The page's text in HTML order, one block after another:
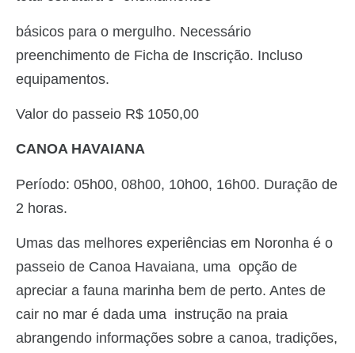
básicos para o mergulho. Necessário
preenchimento de Ficha de Inscrição. Incluso
equipamentos.
Valor do passeio R$ 1050,00
CANOA HAVAIANA
Período: 05h00, 08h00, 10h00, 16h00. Duração de
2 horas.
Umas das melhores experiências em Noronha é o
passeio de Canoa Havaiana, uma opção de
apreciar a fauna marinha bem de perto. Antes de
cair no mar é dada uma instrução na praia
abrangendo informações sobre a canoa, tradições,